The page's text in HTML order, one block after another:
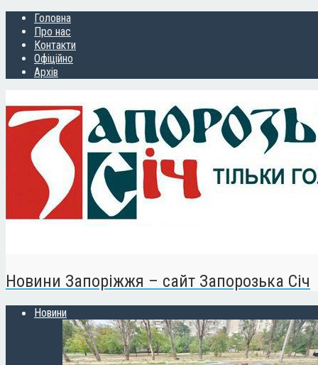
Головна
Про нас
Контакти
Офіційно
Архів
Новини Запоріжжя – сайт Запорозька Січ
Новини